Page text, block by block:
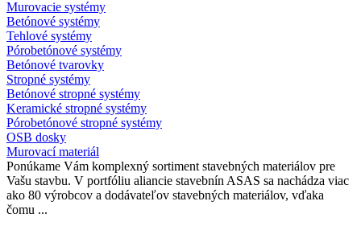
Murovacie systémy
Betónové systémy
Tehlové systémy
Pórobetónové systémy
Betónové tvarovky
Stropné systémy
Betónové stropné systémy
Keramické stropné systémy
Pórobetónové stropné systémy
OSB dosky
Murovací materiál
Ponúkame Vám komplexný sortiment stavebných materiálov pre
Vašu stavbu. V portfóliu aliancie stavebnín ASAS sa nachádza viac
ako 80 výrobcov a dodávateľov stavebných materiálov, vďaka
čomu ...